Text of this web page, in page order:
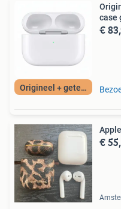
Origineel + getest
case
€
€